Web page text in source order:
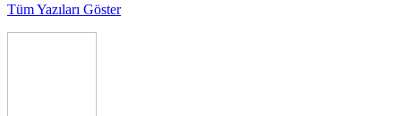
Tüm Yazıları Göster